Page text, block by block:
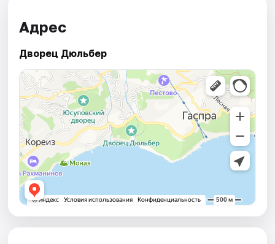
Адрес
Дворец Дюльбер